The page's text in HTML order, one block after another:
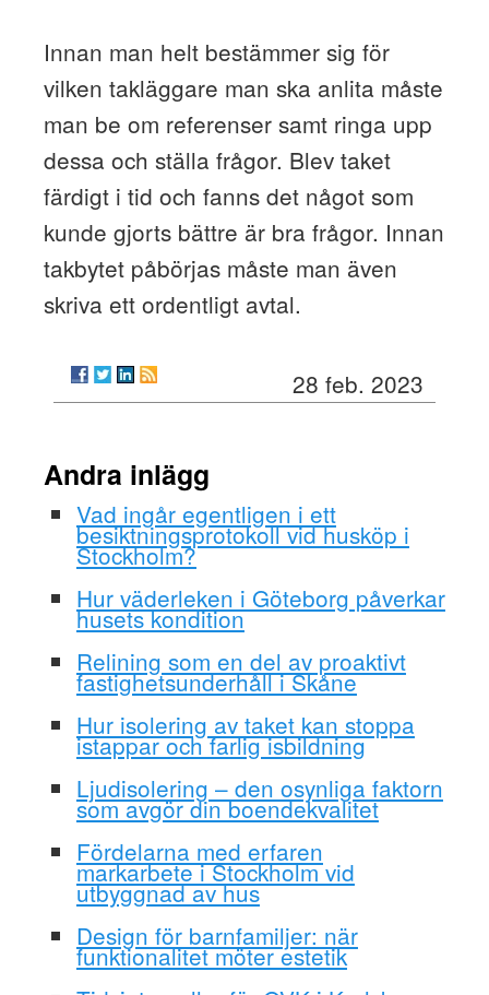
Innan man helt bestämmer sig för
vilken takläggare man ska anlita måste
man be om referenser samt ringa upp
dessa och ställa frågor. Blev taket
färdigt i tid och fanns det något som
kunde gjorts bättre är bra frågor. Innan
takbytet påbörjas måste man även
skriva ett ordentligt avtal.
28 feb. 2023
Andra inlägg
Vad ingår egentligen i ett
besiktningsprotokoll vid husköp i
Stockholm?
Hur väderleken i Göteborg påverkar
husets kondition
Relining som en del av proaktivt
fastighetsunderhåll i Skåne
Hur isolering av taket kan stoppa
istappar och farlig isbildning
Ljudisolering – den osynliga faktorn
som avgör din boendekvalitet
Fördelarna med erfaren
markarbete i Stockholm vid
utbyggnad av hus
Design för barnfamiljer: när
funktionalitet möter estetik